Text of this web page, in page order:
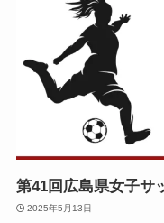
第41回広島県女子
2025年5月13日